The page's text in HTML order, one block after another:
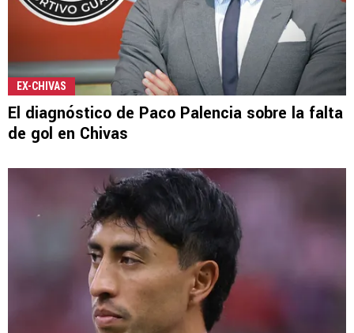
EX-CHIVAS
El diagnóstico de Paco Palencia sobre la falta
de gol en Chivas